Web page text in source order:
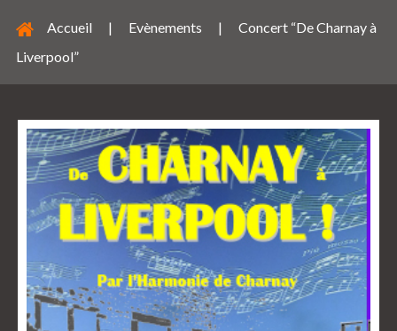
Accueil | Evènements |
Concert “De Charnay à
Liverpool”